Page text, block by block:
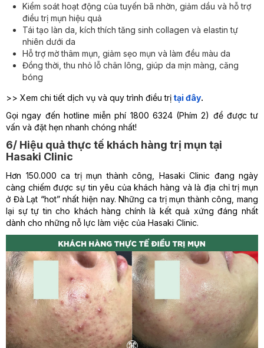
Kiểm soát hoạt động của tuyến bã nhờn, giảm dầu và hỗ trợ
điều trị mụn hiệu quả
Tái tạo làn da, kích thích tăng sinh collagen và elastin tự
nhiên dưới da
Hỗ trợ mờ thâm mụn, giảm sẹo mụn và làm đều màu da
Đồng thời, thu nhỏ lỗ chân lông, giúp da mịn màng, căng
bóng
>> Xem chi tiết dịch vụ và quy trình điều trị tại đây.
Gọi ngay đến hotline miễn phí 1800 6324 (Phím 2) để được tư
vấn và đặt hẹn nhanh chóng nhất!
6/ Hiệu quả thực tế khách hàng trị mụn tại
Hasaki Clinic
Hơn 150.000 ca trị mụn thành công, Hasaki Clinic đang ngày
càng chiếm được sự tin yêu của khách hàng và là địa chỉ trị mụn
ở Đà Lạt “hot” nhất hiện nay. Những ca trị mụn thành công, mang
lại sự tự tin cho khách hàng chính là kết quả xứng đáng nhất
dành cho những nỗ lực làm việc của Hasaki Clinic.